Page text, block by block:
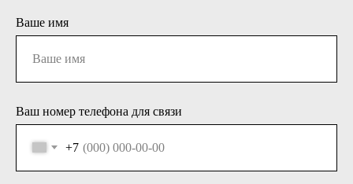
Ваше имя
Ваш номер телефона для связи
+7